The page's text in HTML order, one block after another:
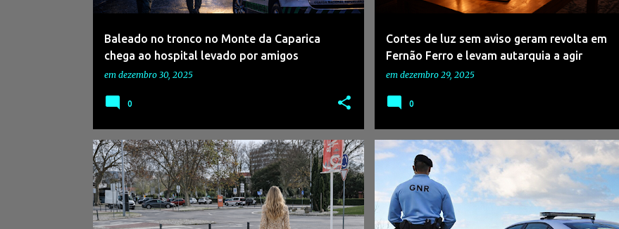
Baleado no tronco no Monte da Caparica
chega ao hospital levado por amigos
em dezembro 30, 2025
0
Cortes de luz sem aviso geram revolta em
Fernão Ferro e levam autarquia a agir
em dezembro 29, 2025
0
#ACESSIBILIDADES #CIDADEPARATODOS +2 #ASSALTO #CRIME #GNR #JUSTIÇAEMPORTUGAL
#PALMELA #PINHAL NOVO